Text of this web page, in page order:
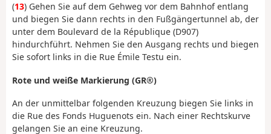
(13) Gehen Sie auf dem Gehweg vor dem Bahnhof entlang
und biegen Sie dann rechts in den Fußgängertunnel ab, der
unter dem Boulevard de la République (D907)
hindurchführt. Nehmen Sie den Ausgang rechts und biegen
Sie sofort links in die Rue Émile Testu ein.
Rote und weiße Markierung (GR®)
An der unmittelbar folgenden Kreuzung biegen Sie links in
die Rue des Fonds Huguenots ein. Nach einer Rechtskurve
gelangen Sie an eine Kreuzung.